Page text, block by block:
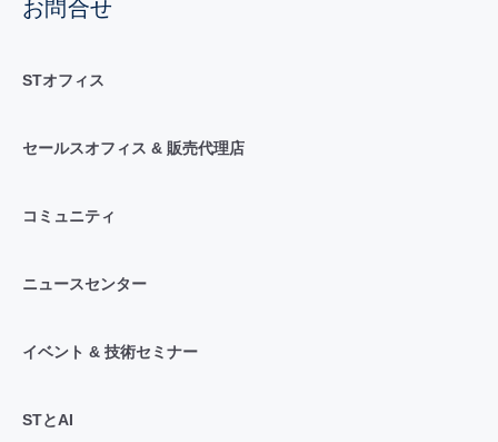
お問合せ
STオフィス
セールスオフィス & 販売代理店
コミュニティ
ニュースセンター
イベント & 技術セミナー
STとAI